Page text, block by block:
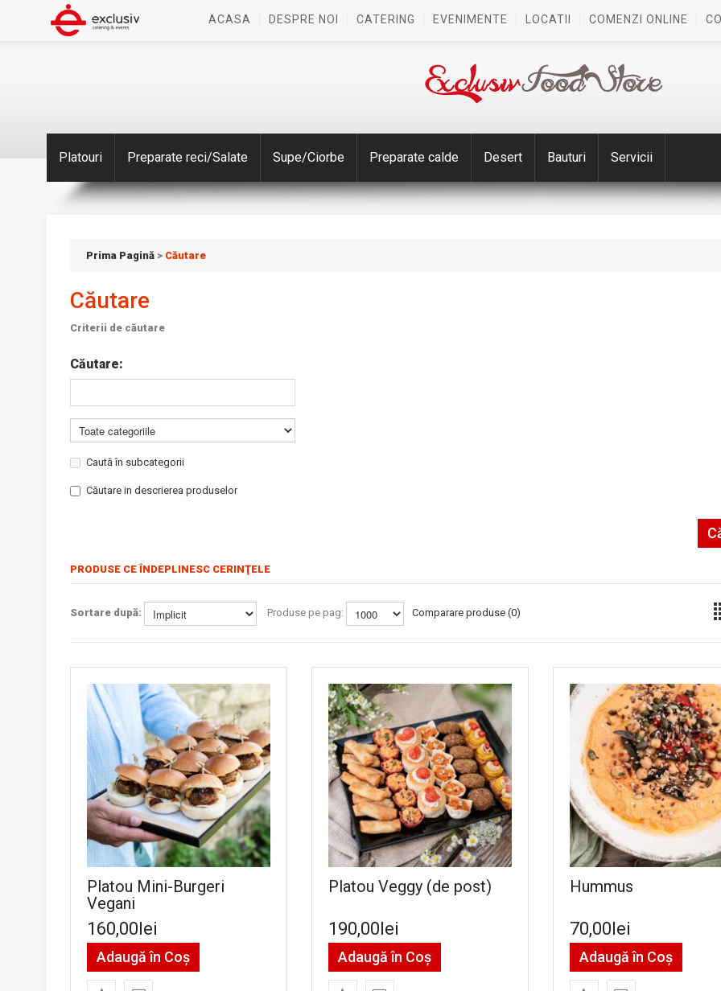
ACASA DESPRE NOI CATERING EVENIMENTE LOCATII COMENZI ONLINE
Platouri Preparate reci/Salate Supe/Ciorbe Preparate calde Desert Bauturi Servicii
Prima Pagină > Căutare
Căutare
Criterii de căutare
Căutare:
Caută în subcategorii
Căutare in descrierea produselor
PRODUSE CE ÎNDEPLINESC CERINŢELE
Sortare după: Produse pe pag: Comparare produse (0)
Platou Mini-Burgeri
Vegani
160,00lei
Adaugă în Coş
Platou Veggy (de post)
190,00lei
Adaugă în Coş
Hummus
70,00lei
Adaugă în Coş